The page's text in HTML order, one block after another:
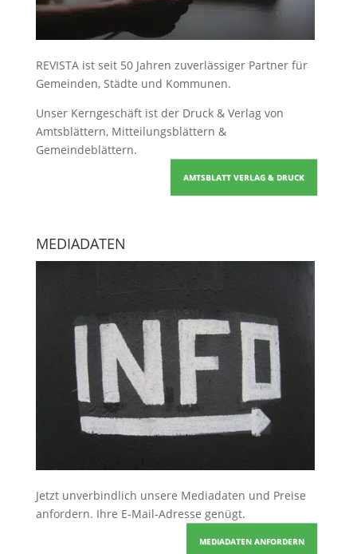
REVISTA ist seit 50 Jahren zuverlässiger Partner für
Gemeinden, Städte und Kommunen.
Unser Kerngeschäft ist der Druck & Verlag von
Amtsblättern, Mitteilungsblättern &
Gemeindeblättern.
AMTSBLATT VERLAG & DRUCK
MEDIADATEN
Jetzt unverbindlich unsere Mediadaten und Preise
anfordern. Ihre E-Mail-Adresse genügt.
MEDIADATEN ANFORDERN